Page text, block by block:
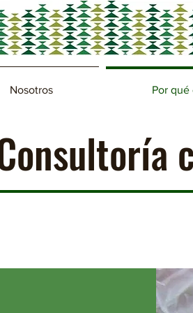
Nosotros Por qué